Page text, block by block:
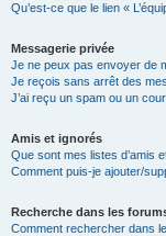
Qu’est-ce que le lien «
Messagerie privée
Je ne peux pas envoyer de
Je reçois sans arrêt des
J’ai reçu un spam ou un
Amis et ignorés
Que sont mes listes d’amis
Comment puis-je ajouter/
Recherche dans les
Comment rechercher dans